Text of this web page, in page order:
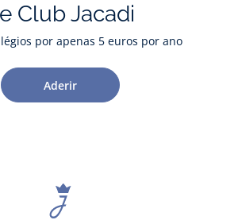
Club Jacadi
por apenas 5 euros por ano
Aderir